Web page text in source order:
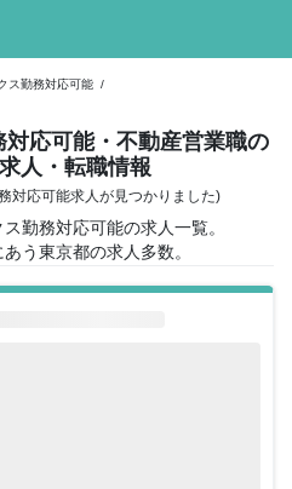
ス勤務対応可能 /
応可能・不動産営業職の
人・転職情報
対応可能求人が見つかりました)
勤務対応可能の求人一覧。
う東京都の求人多数。